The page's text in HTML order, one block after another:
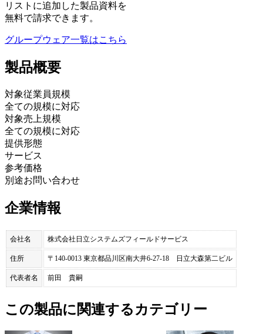
リストに追加した製品資料を
無料で請求できます。
グループウェア一覧はこちら
製品概要
対象従業員規模
全ての規模に対応
対象売上規模
全ての規模に対応
提供形態
サービス
参考価格
別途お問い合わせ
企業情報
会社名 株式会社日立システムズフィールドサービス
住所 〒140-0013 東京都品川区南大井6-27-18 日立大森第二ビル
代表者名 前田 貴嗣
この製品に関連するカテゴリー